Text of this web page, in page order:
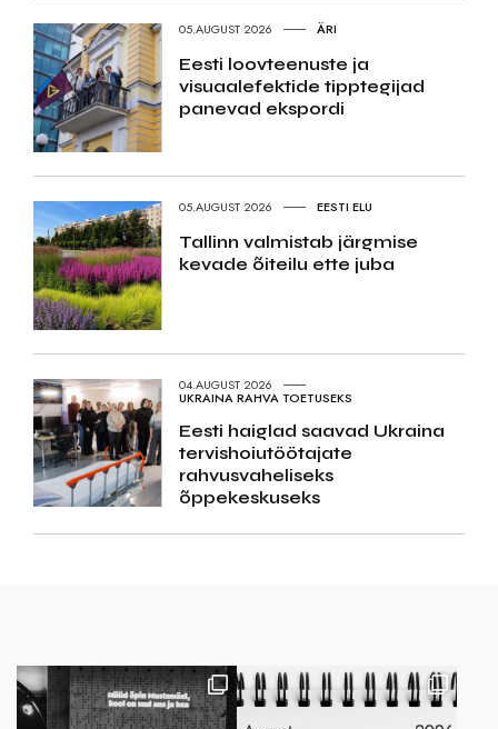
05.AUGUST 2026 ÄRI
Eesti loovteenuste ja
visuaalefektide tipptegijad
panevad ekspordi
05.AUGUST 2026 EESTI ELU
Tallinn valmistab järgmise
kevade õiteilu ette juba
04.AUGUST 2026
UKRAINA RAHVA TOETUSEKS
Eesti haiglad saavad Ukraina
tervishoiutöötajate
rahvusvaheliseks
õppekeskuseks